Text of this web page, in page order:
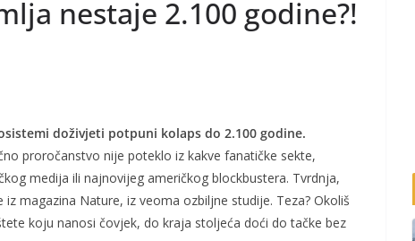
nestaje 2.100 godine?!
doživjeti potpuni kolaps do 2.100 godine.
proročanstvo nije poteklo iz kakve fanatičke sekte,
medija ili najnovijeg američkog blockbustera. Tvrdnja,
iz magazina Nature, iz veoma ozbiljne studije. Teza? Okoliš
koju nanosi čovjek, do kraja stoljeća doći do tačke bez